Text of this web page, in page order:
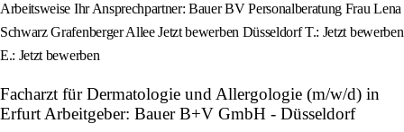
Arbeitsweise Ihr Ansprechpartner: Bauer BV Personalberatung Frau Lena
Schwarz Grafenberger Allee Jetzt bewerben Düsseldorf T.: Jetzt bewerben
E.: Jetzt bewerben
Facharzt für Dermatologie und Allergologie (m/w/d) in
Erfurt Arbeitgeber: Bauer B+V GmbH - Düsseldorf